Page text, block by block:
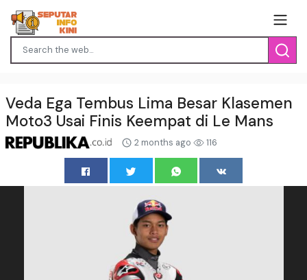
Veda Ega Tembus Lima Besar Klasemen
Moto3 Usai Finis Keempat di Le Mans
2 months ago 116